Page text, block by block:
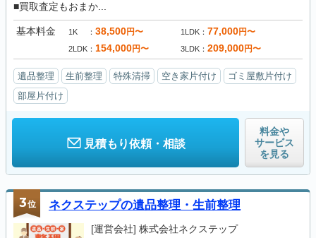
■買取査定もおまか...
基本料金 1K 38,500円〜 1LDK 77,000円〜
2LDK 154,000円〜 3LDK 209,000円〜
遺品整理 生前整理 特殊清掃 空き家片付け
ゴミ屋敷片付け
部屋片付け
見積もり依頼・相談
料金や
サービス
を見る
3位 ネクステップの遺品整理・生前整理
[運営会社] 株式会社ネクステップ